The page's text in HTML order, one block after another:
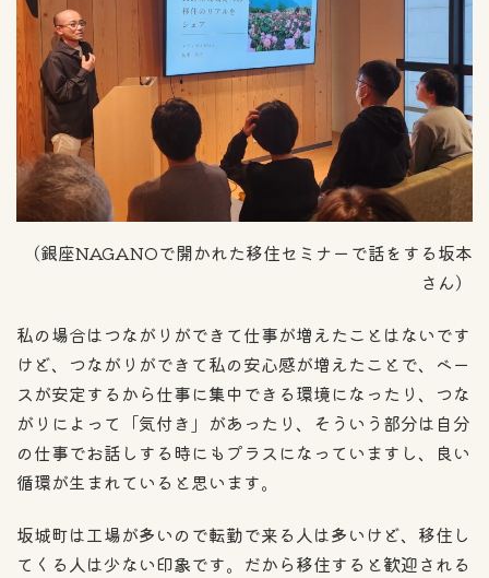
（銀座NAGANOで開かれた移住セミナーで話をする坂本
さん）
私の場合はつながりができて仕事が増えたことはないです
けど、つながりができて私の安心感が増えたことで、ベー
スが安定するから仕事に集中できる環境になったり、つな
がりによって「気付き」があったり、そういう部分は自分
の仕事でお話しする時にもプラスになっていますし、良い
循環が生まれていると思います。
坂城町は工場が多いので転勤で来る人は多いけど、移住し
てくる人は少ない印象です。だから移住すると歓迎される